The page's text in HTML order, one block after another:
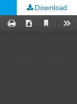
Download